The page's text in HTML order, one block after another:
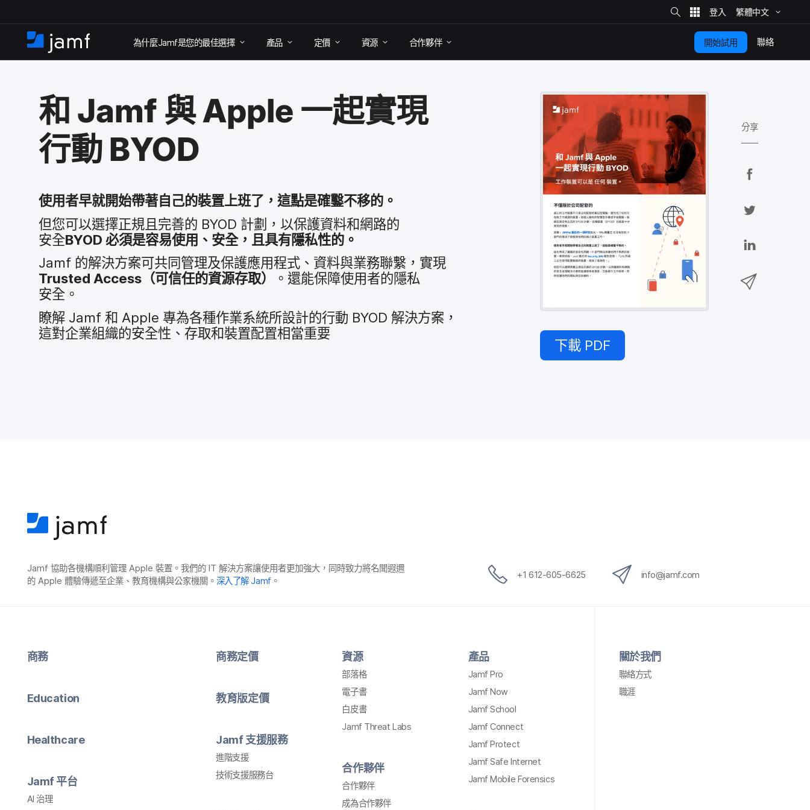
​
至
內
容
網
站
​搜
繁體​中文
住
家
為​什麼Jamf是​您​的​最佳​選擇 產品 定​價 資源 合作​夥伴 開始​試用 聯絡
和 Jamf 與Apple 一起​實現​
行動 BYOD
下載 PDF
使用​者​早​就​開始​帶​著​自己​的​裝置​上班​了，​這​點​是​確鑿​不移​的。
但​您可以​選擇​正規且​完善​的 BYOD 計劃，​以​保護​資料​和​網路​的​
安全BYOD 必須​是​容易​使用、​安全，​且​具有​隱私性​的。
Jamf 的​解決​方案​可​共同​管理​及​保護​應用​程式、​資料​與​業務​聯繫，​實現
Trusted Access （​可​信任​的​資源​存取​）
。​還​能​保障​使用者​的​隱私​
安全。
瞭解 Jamf 和 Apple 專為​各​種​作業​系統​所​設計​的​行動 BYOD 解決​方案，​
這​對​企業​組織​的​安全性、​存取​和​裝置​配置​相當​重要
分享
Jamf 協助​各​機構​順利​管理Apple 裝置。​我們​的IT 解決​方案​讓​使用​者​更​加強​大，​同時​致力​將​名聞​遐邇​
的Apple 體驗​傳遞​至​企業、​教育​機構​與​公家​機關。 深入​了​解Jamf。
+1 612-605-6625 info@jamf.com
商務
Education
Healthcare
Jamf平​台
AI治理
商務定​價
教育版定​價
Jamf支援​服務
進階​支援
技術​支援​服務​台
資源
部​落格
電子書
白皮書
Jamf Threat Labs
合作​夥伴
合作​夥伴
成為​合作​夥伴
產品
Jamf Pro
Jamf Now
Jamf School
Jamf Connect
Jamf Protect
Jamf Safe Internet
Jamf Mobile Forensics
關於​我們
聯絡​方式
職涯